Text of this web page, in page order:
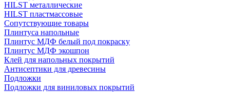
HILST металлические
HILST пластмассовые
Сопутствующие товары
Плинтуса напольные
Плинтус МДФ белый под покраску
Плинтус МДФ экошпон
Клей для напольных покрытий
Антисептики для древесины
Подложки
Подложки для виниловых покрытий